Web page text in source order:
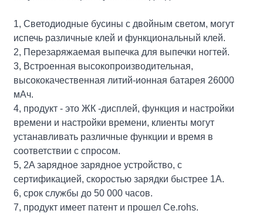
1, Светодиодные бусины с двойным светом, могут
испечь различные клей и функциональный клей.
2, Перезаряжаемая выпечка для выпечки ногтей.
3, Встроенная высокопроизводительная,
высококачественная литий-ионная батарея 26000
мАч.
4, продукт - это ЖК -дисплей, функция и настройки
времени и настройки времени, клиенты могут
устанавливать различные функции и время в
соответствии с спросом.
5, 2A зарядное зарядное устройство, с
сертификацией, скоростью зарядки быстрее 1А.
6, срок службы до 50 000 часов.
7, продукт имеет патент и прошел Ce.rohs.